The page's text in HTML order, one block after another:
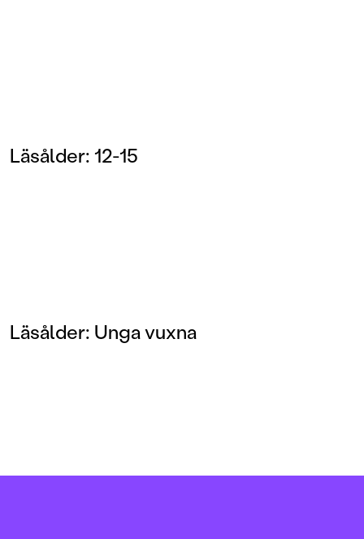
Läsålder: 12-15
Läsålder: Unga vuxna